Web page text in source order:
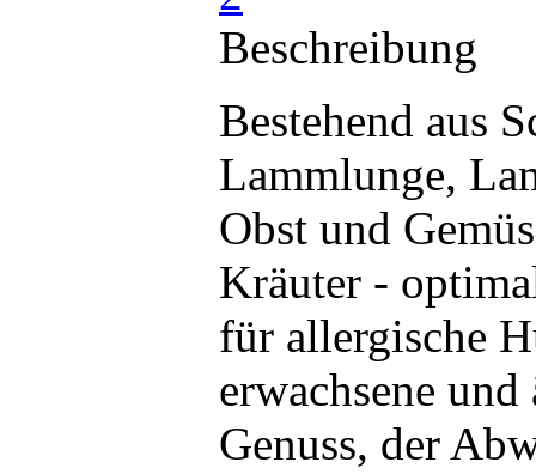
Beschreibung
Bestehend aus
Lammlunge,
Obst und
Kräuter -
für allergische
erwachsene
Genuss, der